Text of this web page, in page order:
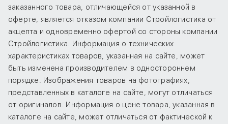
заказанного товара, отличающейся от указанной в
оферте, является отказом компании Стройлогистика от
акцепта и одновременно офертой со стороны компании
Стройлогистика. Информация о технических
характеристиках товаров, указанная на сайте, может
быть изменена производителем в одностороннем
порядке. Изображения товаров на фотографиях,
представленных в каталоге на сайте, могут отличаться
от оригиналов. Информация о цене товара, указанная в
каталоге на сайте, может отличаться от фактической к